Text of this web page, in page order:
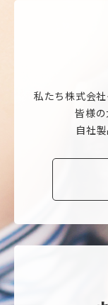
私たち株式会社
皆様の
自社